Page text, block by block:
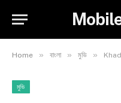
Home » বাংলা » মুভি »
মুভি